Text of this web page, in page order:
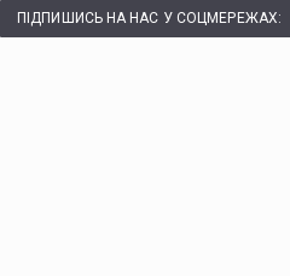
ПІДПИШИСЬ НА НАС У СОЦМЕРЕЖАХ: